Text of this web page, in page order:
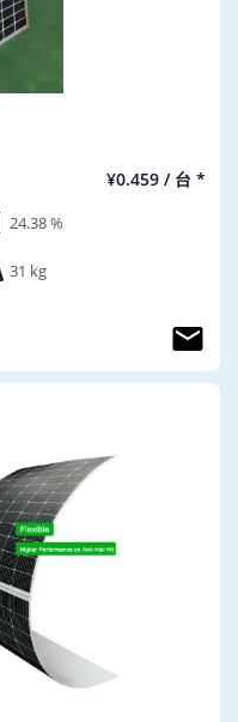
¥0.459 / 台 *
24.38 %
31 kg